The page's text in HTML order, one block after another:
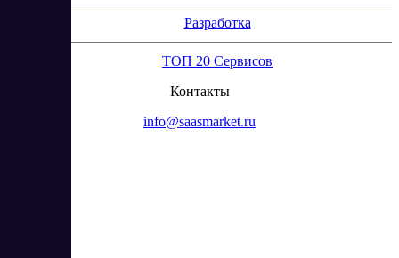
Разработка
ТОП 20 Сервисов
Контакты
info@saasmarket.ru